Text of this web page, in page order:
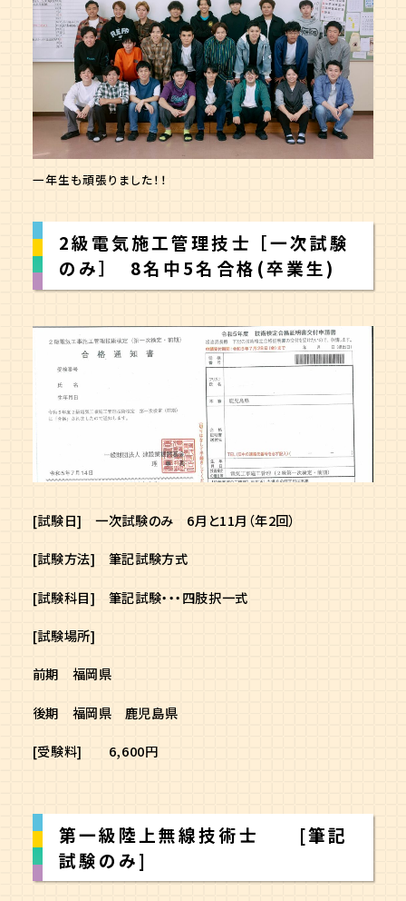
一年生も頑張りました！！
2級電気施工管理技士 ［一次試験
のみ］ 8名中5名合格(卒業生)
[試験日] 一次試験のみ 6月と11月（年2回）
[試験方法] 筆記試験方式
[試験科目] 筆記試験・・・四肢択一式
[試験場所]
前期 福岡県
後期 福岡県 鹿児島県
[受験料] 6,600円
第一級陸上無線技術士 [筆記
試験のみ]